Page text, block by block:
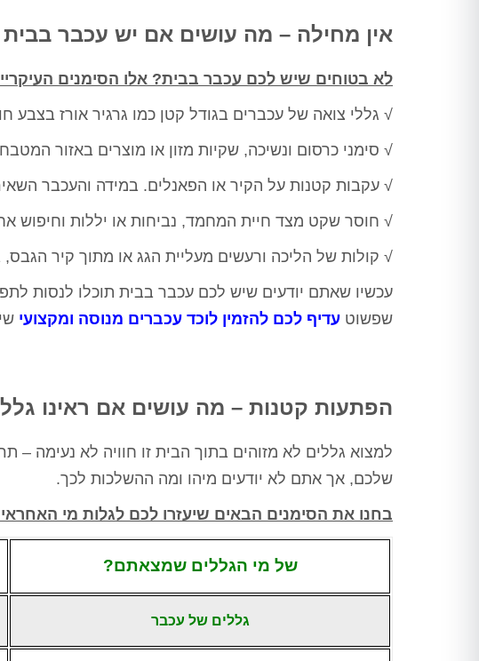
אין מחילה – מה עושים אם יש עכבר
לא בטוחים שיש לכם עכבר בבית? אלו הסימנים
√ גללי צואה של עכברים בגודל קטן כמו גרגיר אורז בצבע
√ סימני כרסום ונשיכה, שקיות מזון או מוצרים באזור
√ עקבות קטנות על הקיר או הפאנלים. במידה והעכבר
√ חוסר שקט מצד חיית המחמד, נביחות או יללות וחיפוש
√ קולות של הליכה ורעשים מעליית הגג או מתוך קיר
עכשיו שאתם יודעים שיש לכם עכבר בבית תוכלו לנסות
שפשוט עדיף לכם להזמין לוכד עכברים מנוסה ומקצועי
הפתעות קטנות – מה עושים אם ראינו
למצוא גללים לא מזוהים בתוך הבית זו חוויה לא נעימה
שלכם, אך אתם לא יודעים מיהו ומה ההשלכות לכך.
בחנו את הסימנים הבאים שיעזרו לכם לגלות מי
של מי הגללים שמצאתם?
גללים של עכבר
יובל דהן - ירושלים
וג'וקים נראה שעשה עבודה
ורד מועלם - בת ים
הבעיה ולא ענו אחר כך לטלפון,
הגענו לערן לאחר המלצות רבות, אין
ומעלה, הגיע קודם כל לעשות בדיקה
ורק לאחר מכן ביצע הדברה
את העבודה, כבר אין חולדות
הציל אותנו אין מילה אחרת
הבאה